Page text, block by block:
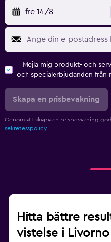
fre 14/8
Mejla mig produkt- och
och specialerbjudanden från
Skapa en prisbevakning
Genom att skapa en prisbevakning
sekretesspolicy.
Hitta bättre
vistelse i Livorno